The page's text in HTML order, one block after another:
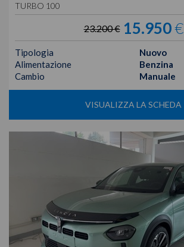
TURBO 100
23.200 € 15.950€
Tipologia
Nuovo
Alimentazione
Benzina
Cambio
Manuale
VISUALIZZA LA SCHEDA